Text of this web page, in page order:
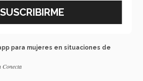
para mujeres en situaciones de
Conecta